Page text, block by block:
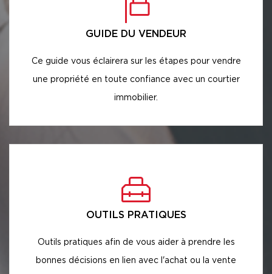
GUIDE DU VENDEUR
Ce guide vous éclairera sur les étapes pour vendre
une propriété en toute confiance avec un courtier
immobilier.
OUTILS PRATIQUES
Outils pratiques afin de vous aider à prendre les
bonnes décisions en lien avec l'achat ou la vente